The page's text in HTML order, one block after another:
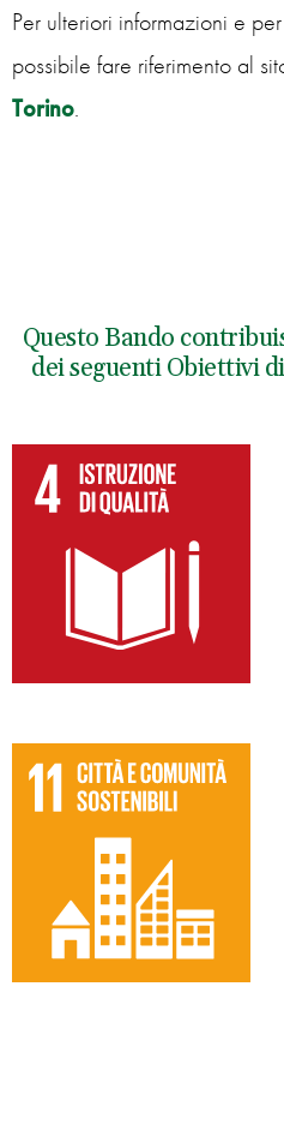
Per ulteriori informazioni e
possibile fare riferimento al
Torino.
Questo Bando
dei seguenti Obiettivi